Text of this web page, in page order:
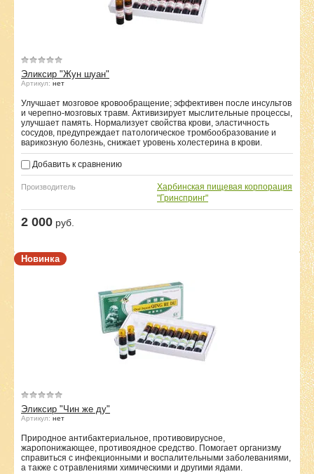
Эликсир "Жун шуан"
Артикул: нет
Улучшает мозговое кровообращение; эффективен после инсультов
и черепно-мозговых травм. Активизирует мыслительные процессы,
улучшает память. Нормализует свойства крови, эластичность
сосудов, предупреждает патологическое тромбообразование и
варикозную болезнь, снижает уровень холестерина в крови.
Добавить к сравнению
Производитель
Харбинская пищевая корпорация
"Гринспринг"
2 000 руб.
Новинка
Эликсир "Чин же ду"
Артикул: нет
Природное антибактериальное, противовирусное,
жаропонижающее, противоядное средство. Помогает организму
справиться с инфекционными и воспалительными заболеваниями,
а также с отравлениями химическими и другими ядами.